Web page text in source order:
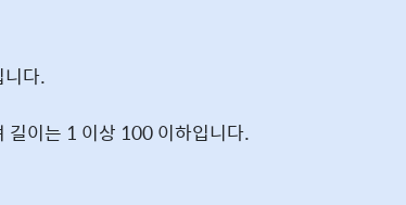
다.
길이는 1 이상 100 이하입니다.